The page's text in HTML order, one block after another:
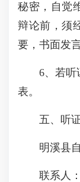
秘密，自觉
辩论前，须
要，书面发
6、若听证
表。
五、听证
明溪县自
联系人：